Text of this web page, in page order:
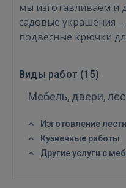
Войти
мы изготавливаем и
садовые украшения
подвесные крючки
Виды работ (15)
Мебель, двери,
Изготовление
Кузнечные работы
Другие услуги с